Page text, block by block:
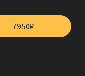
7950₽